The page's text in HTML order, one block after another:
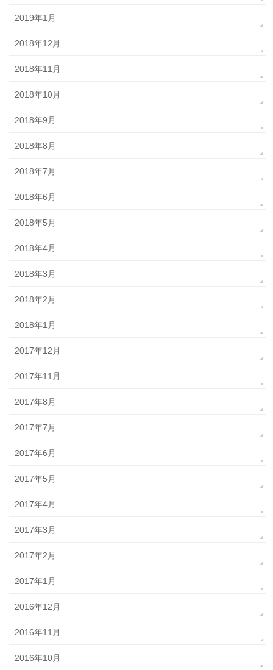
2019年1月
2018年12月
2018年11月
2018年10月
2018年9月
2018年8月
2018年7月
2018年6月
2018年5月
2018年4月
2018年3月
2018年2月
2018年1月
2017年12月
2017年11月
2017年8月
2017年7月
2017年6月
2017年5月
2017年4月
2017年3月
2017年2月
2017年1月
2016年12月
2016年11月
2016年10月